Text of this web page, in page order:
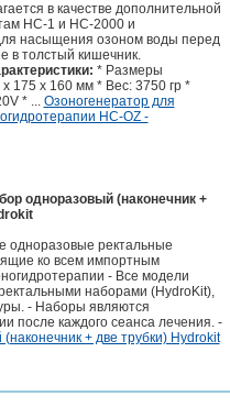
в качестве дополнительной
НС-1 и НС-2000 и
насыщения озоном воды перед
в толстый кишечник.
* Размеры
х 175 х 160 мм * Вес: 3750 гр *
* ... Озоногенератор для
HC-OZ -
одноразовый (наконечник +
одноразовые ректальные
ко всем импортным
- Все модели
наборами (HydroKit),
- Наборы являются
после каждого сеанса лечения. -
+ две трубки) Hydrokit